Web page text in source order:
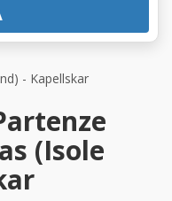
- Kapellskar
(Isole